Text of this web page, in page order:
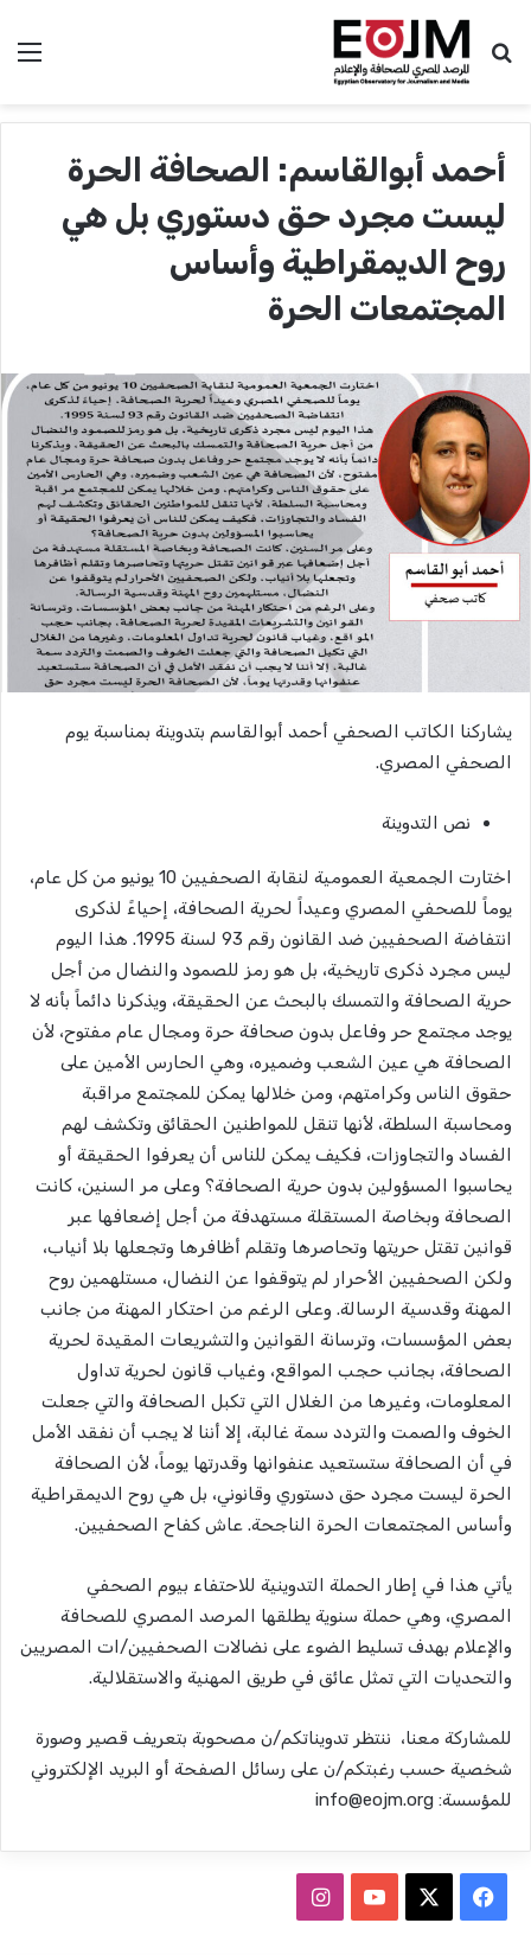
بحث عن
أحمد أبوالقاسم: الصحافة الحرة
ليست مجرد حق دستوري بل هي
روح الديمقراطية وأساس
المجتمعات الحرة
يشاركنا الكاتب الصحفي أحمد أبوالقاسم بتدوينة بمناسبة يوم
الصحفي المصري.
نص التدوينة
اختارت الجمعية العمومية لنقابة الصحفيين 10 يونيو من كل عام،
يوماً للصحفي المصري وعيداً لحرية الصحافة، إحياءً لذكرى
انتفاضة الصحفيين ضد القانون رقم 93 لسنة 1995. هذا اليوم
ليس مجرد ذكرى تاريخية، بل هو رمز للصمود والنضال من أجل
حرية الصحافة والتمسك بالبحث عن الحقيقة، ويذكرنا دائماً بأنه لا
يوجد مجتمع حر وفاعل بدون صحافة حرة ومجال عام مفتوح، لأن
الصحافة هي عين الشعب وضميره، وهي الحارس الأمين على
حقوق الناس وكرامتهم، ومن خلالها يمكن للمجتمع مراقبة
ومحاسبة السلطة، لأنها تنقل للمواطنين الحقائق وتكشف لهم
الفساد والتجاوزات، فكيف يمكن للناس أن يعرفوا الحقيقة أو
يحاسبوا المسؤولين بدون حرية الصحافة؟ وعلى مر السنين، كانت
الصحافة وبخاصة المستقلة مستهدفة من أجل إضعافها عبر
قوانين تقتل حريتها وتحاصرها وتقلم أظافرها وتجعلها بلا أنياب،
ولكن الصحفيين الأحرار لم يتوقفوا عن النضال، مستلهمين روح
المهنة وقدسية الرسالة. وعلى الرغم من احتكار المهنة من جانب
بعض المؤسسات، وترسانة القوانين والتشريعات المقيدة لحرية
الصحافة، بجانب حجب المواقع، وغياب قانون لحرية تداول
المعلومات، وغيرها من الغلال التي تكبل الصحافة والتي جعلت
الخوف والصمت والتردد سمة غالبة، إلا أننا لا يجب أن نفقد الأمل
في أن الصحافة ستستعيد عنفوانها وقدرتها يوماً، لأن الصحافة
الحرة ليست مجرد حق دستوري وقانوني، بل هي روح الديمقراطية
وأساس المجتمعات الحرة الناجحة. عاش كفاح الصحفيين.
يأتي هذا في إطار الحملة التدوينية للاحتفاء بيوم الصحفي
المصري، وهي حملة سنوية يطلقها المرصد المصري للصحافة
والإعلام بهدف تسليط الضوء على نضالات الصحفيين/ات المصريين
والتحديات التي تمثل عائق في طريق المهنية والاستقلالية.
للمشاركة معنا، ننتظر تدويناتكم/ن مصحوبة بتعريف قصير وصورة
شخصية حسب رغبتكم/ن على رسائل الصفحة أو البريد الإلكتروني
للمؤسسة: info@eojm.org